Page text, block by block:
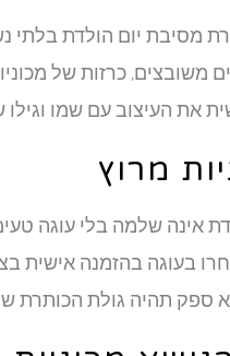
מסיבת יום הולדת בלתי
משובצים, כרזות של
את העיצוב עם שמו וגילו
מרוץ
אינה שלמה בלי עוגה
בעוגה בהזמנה אישית
ספק תהיה גולת הכותרת